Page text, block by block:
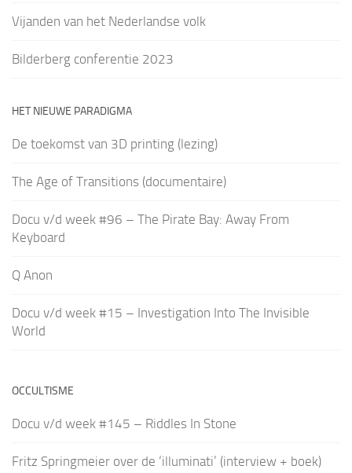
Vijanden van het Nederlandse volk
Bilderberg conferentie 2023
HET NIEUWE PARADIGMA
De toekomst van 3D printing (lezing)
The Age of Transitions (documentaire)
Docu v/d week #96 – The Pirate Bay: Away From
Keyboard
Q Anon
Docu v/d week #15 – Investigation Into The Invisible
World
OCCULTISME
Docu v/d week #145 – Riddles In Stone
Fritz Springmeier over de ‘illuminati’ (interview + boek)